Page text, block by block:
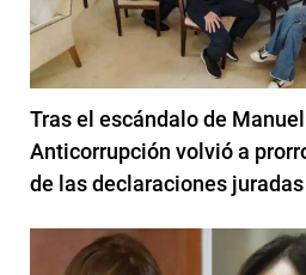
Tras el escándalo de
Anticorrupción volvió a
de las declaraciones juradas